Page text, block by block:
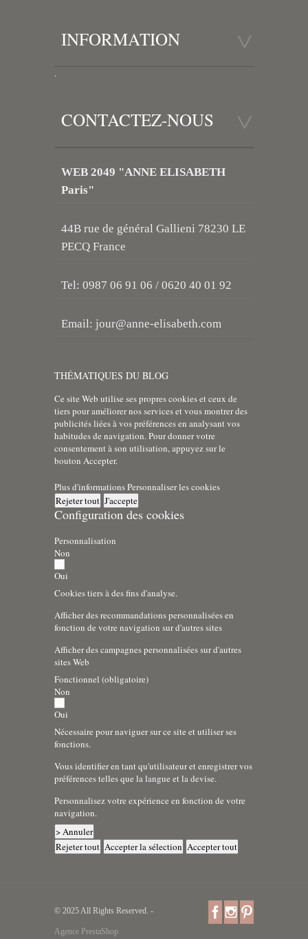
INFORMATION
.
CONTACTEZ-NOUS
WEB 2049 "ANNE ELISABETH
Paris"
44B rue de général Gallieni 78230 LE
PECQ France
Tel: 0987 06 91 06 / 0620 40 01 92
Email: jour@anne-elisabeth.com
THÉMATIQUES DU BLOG
Ce site Web utilise ses propres cookies et ceux de
tiers pour améliorer nos services et vous montrer des
publicités liées à vos préférences en analysant vos
habitudes de navigation. Pour donner votre
consentement à son utilisation, appuyez sur le
bouton Accepter.
Plus d'informationsPersonnaliser les cookies
Rejeter tout J'accepte
Configuration des cookies
Personnalisation
Non
Oui
Cookies tiers à des fins d'analyse.
Afficher des recommandations personnalisées en
fonction de votre navigation sur d'autres sites
Afficher des campagnes personnalisées sur d'autres
sites Web
Fonctionnel (obligatoire)
Non
Oui
Nécessaire pour naviguer sur ce site et utiliser ses
fonctions.
Vous identifier en tant qu'utilisateur et enregistrer vos
préférences telles que la langue et la devise.
Personnalisez votre expérience en fonction de votre
navigation.
> Annuler
Rejeter tout Accepter la sélection Accepter tout
© 2025 All Rights Reserved. -
Agence PrestaShop